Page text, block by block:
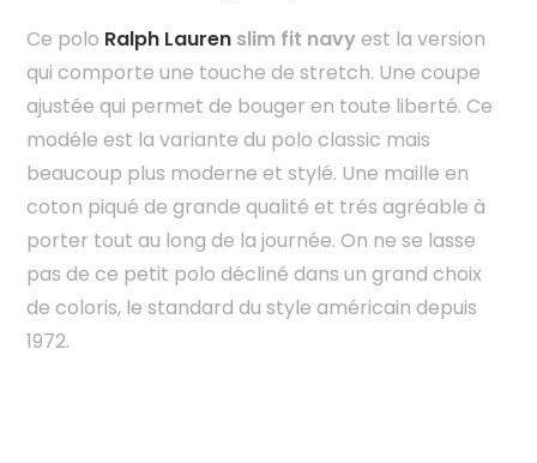
Ce polo Ralph Lauren slim fit navyest la version
qui comporte une touche de stretch. Une coupe
ajustée qui permet de bouger en toute liberté. Ce
modéle est la variante du polo classic mais
beaucoup plus moderne et stylé. Une maille en
coton piqué de grande qualité et trés agréable à
porter tout au long de la journée. On ne se lasse
pas de ce petit polo décliné dans un grand choix
de coloris, le standard du style américain depuis
1972.